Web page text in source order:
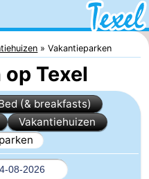
Vakantieparken
Texel
(& breakfasts)
Vakantiehuizen